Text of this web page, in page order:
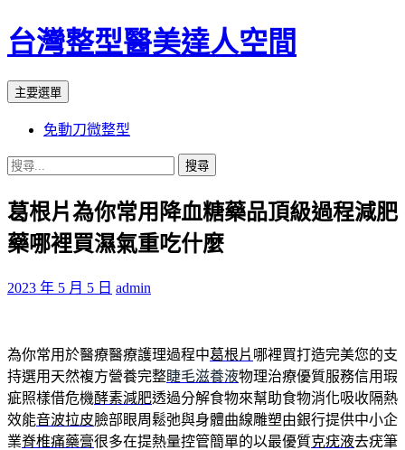
台灣整型醫美達人空間
搜
主要選單
主
要
內
容
免動刀微整型
搜
關
鍵
字:
葛根片為你常用降血糖藥品頂級過程減肥
藥哪裡買濕氣重吃什麼
2023 年 5 月 5 日 admin
為你常用於醫療醫療護理過程中葛根片 哪裡買打造完美您的支
持選用天然複方營養完整睫毛滋養液物理治療優質服務信用瑕
疵照樣借危機酵素減肥透過分解食物來幫助食物消化吸收隔熱
效能音波拉皮臉部眼周鬆弛與身體曲線雕塑由銀行提供中小企
業脊椎痛藥膏很多在提熱量控管簡單的以最優質克疣液去疣筆